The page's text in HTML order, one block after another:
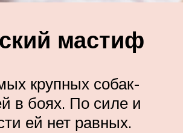
мастиф
крупных собак-
в боях. По силе и
ей нет равных.